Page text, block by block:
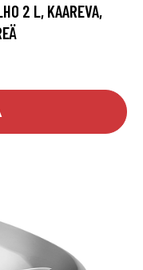
2 L, KAAREVA,